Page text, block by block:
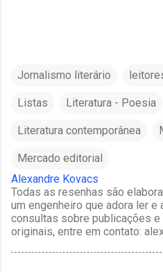
Jornalismo literário
Listas Literatura - Poesia
Literatura contemporânea
Mercado editorial
Alexandre Kovacs
Todas as resenhas são
um engenheiro que adora ler e
consultas sobre publicações
originais, entre em contato: